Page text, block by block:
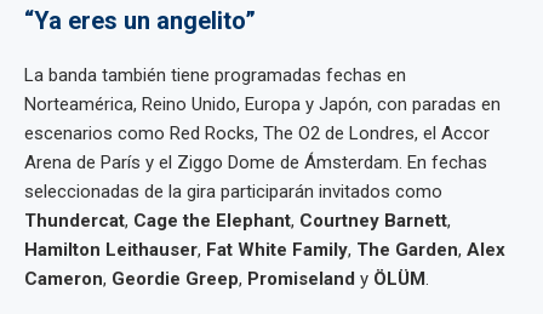
“Ya eres un angelito”
La banda también tiene programadas fechas en
Norteamérica, Reino Unido, Europa y Japón, con paradas en
escenarios como Red Rocks, The O2 de Londres, el Accor
Arena de París y el Ziggo Dome de Ámsterdam. En fechas
seleccionadas de la gira participarán invitados como
Thundercat, Cage the Elephant, Courtney Barnett,
Hamilton Leithauser, Fat White Family, The Garden, Alex
Cameron, Geordie Greep, Promiseland y ÖLÜM.